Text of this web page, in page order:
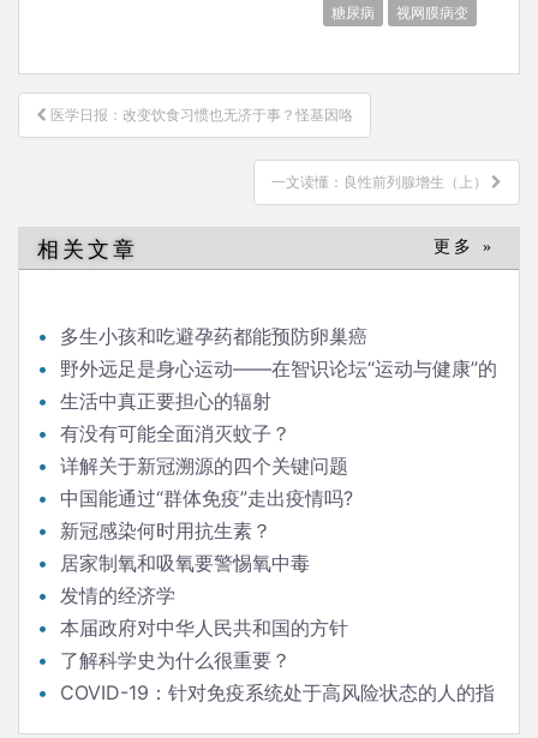
糖尿病 视网膜病变
文
章
医学日报：改变饮食习惯也无济于事？怪基因咯
一文读懂：良性前列腺增生（上）
相关文章 更多 »
多生小孩和吃避孕药都能预防卵巢癌
野外远足是身心运动——在智识论坛“运动与健康”的
发言生活中真正要担心的辐射
有没有可能全面消灭蚊子？
详解关于新冠溯源的四个关键问题
中国能通过“群体免疫”走出疫情吗?
新冠感染何时用抗生素？
居家制氧和吸氧要警惕氧中毒
发情的经济学
本届政府对中华人民共和国的方针
了解科学史为什么很重要？
COVID-19：针对免疫系统处于高风险状态的人的指